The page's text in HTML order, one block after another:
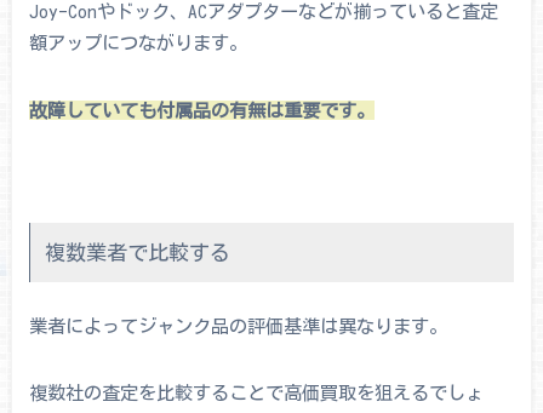
Joy-Conやドック、ACアダプターなどが揃っていると査定
額アップにつながります。
故障していても付属品の有無は重要です。
複数業者で比較する
業者によってジャンク品の評価基準は異なります。
複数社の査定を比較することで高価買取を狙えるでしょ